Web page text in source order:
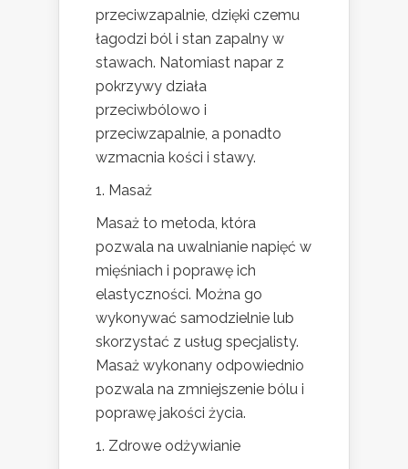
przeciwzapalnie, dzięki czemu
łagodzi ból i stan zapalny w
stawach. Natomiast napar z
pokrzywy działa
przeciwbólowo i
przeciwzapalnie, a ponadto
wzmacnia kości i stawy.
1. Masaż
Masaż to metoda, która
pozwala na uwalnianie napięć w
mięśniach i poprawę ich
elastyczności. Można go
wykonywać samodzielnie lub
skorzystać z usług specjalisty.
Masaż wykonany odpowiednio
pozwala na zmniejszenie bólu i
poprawę jakości życia.
1. Zdrowe odżywianie